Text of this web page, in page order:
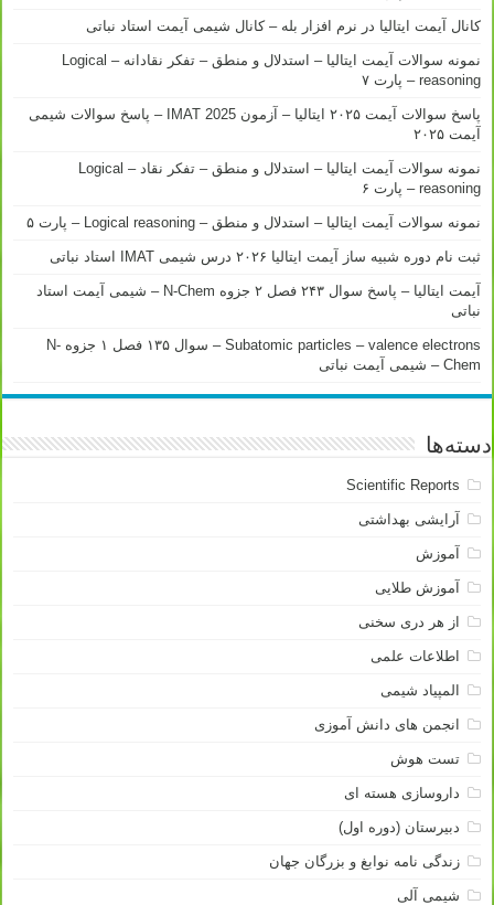
کانال آیمت ایتالیا در نرم افزار بله – کانال شیمی آیمت استاد نباتی
نمونه سوالات آیمت ایتالیا – استدلال و منطق – تفکر نقادانه – Logical
reasoning – پارت ۷
پاسخ سوالات آیمت ۲۰۲۵ ایتالیا – آزمون IMAT 2025 – پاسخ سوالات شیمی
آیمت ۲۰۲۵
نمونه سوالات آیمت ایتالیا – استدلال و منطق – تفکر نقاد – Logical
reasoning – پارت ۶
نمونه سوالات آیمت ایتالیا – استدلال و منطق – Logical reasoning – پارت ۵
ثبت نام دوره شبیه ساز آیمت ایتالیا ۲۰۲۶ درس شیمی IMAT استاد نباتی
آیمت ایتالیا – پاسخ سوال ۲۴۳ فصل ۲ جزوه N-Chem – شیمی آیمت استاد
نباتی
Subatomic particles – valence electrons – سوال ۱۳۵ فصل ۱ جزوه N-
Chem – شیمی آیمت نباتی
دسته‌ها
Scientific Reports
آرایشی بهداشتی
آموزش
آموزش طلایی
از هر دری سخنی
اطلاعات علمی
المپیاد شیمی
انجمن های دانش آموزی
تست هوش
داروسازی هسته ای
دبیرستان (دوره اول)
زندگی نامه نوابغ و بزرگان جهان
شیمی آلی